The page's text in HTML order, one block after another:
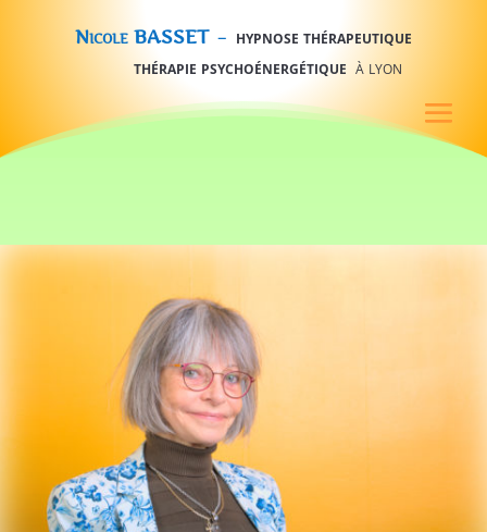
Nicole BASSET– hypnose thérapeutique
thérapie psychoénergétique à lyon